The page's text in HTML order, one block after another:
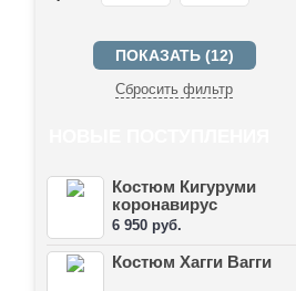
Сбросить фильтр
Костюм Кигуруми
коронавирус
6 950 руб.
Костюм Хагги Вагги